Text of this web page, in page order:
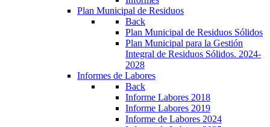
Plan Municipal de Residuos
Back
Plan Municipal de Residuos Sólidos
Plan Municipal para la Gestión
Integral de Residuos Sólidos. 2024-
2028
Informes de Labores
Back
Informe Labores 2018
Informe Labores 2019
Informe de Labores 2024